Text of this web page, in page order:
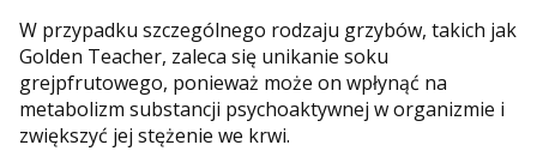
W przypadku szczególnego rodzaju grzybów, takich jak
Golden Teacher, zaleca się unikanie soku
grejpfrutowego, ponieważ może on wpłynąć na
metabolizm substancji psychoaktywnej w organizmie i
zwiększyć jej stężenie we krwi.